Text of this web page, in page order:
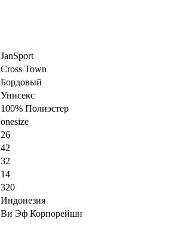
JanSport
Cross Town
Бордовый
Унисекс
100% Полиэстер
onesize
26
42
32
14
320
Индонезия
Ви Эф Корпорейшн